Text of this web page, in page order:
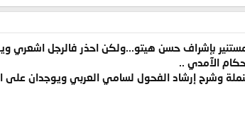
بإشراف حسن هيتو...ولكن احذر فالرجل
الآمدي ..
وشرح إرشاد الفحول لسامي العربي ويوجدان على